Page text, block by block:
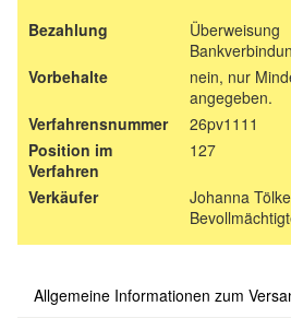
Bezahlung
Überweisung
Vorbehalte
nein, nur
angegeben.
Verfahrensnummer
26pv1111
Position im
Verfahren
127
Verkäufer
Johanna
Allgemeine Informationen zum